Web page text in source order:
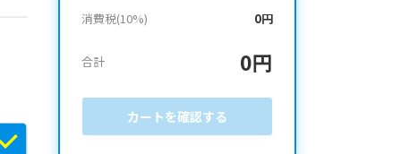
消費税(10%) 0円
合計 0円
カートを確認する